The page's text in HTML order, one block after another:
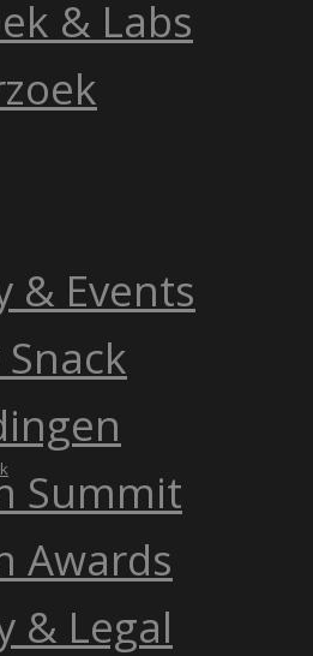
& Labs
& Events
Summit
Awards
& Legal